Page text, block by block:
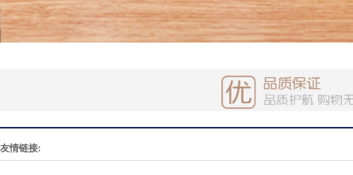
友情链接: